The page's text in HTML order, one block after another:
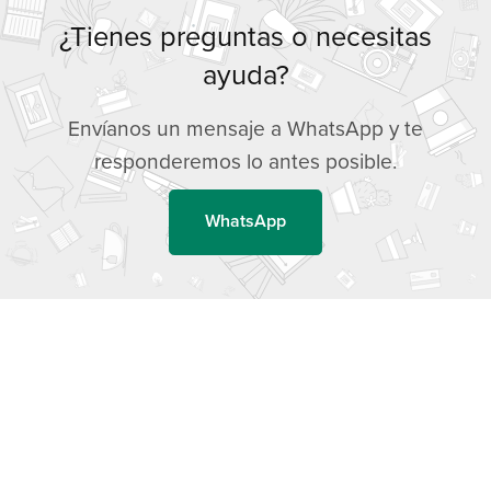
¿Tienes preguntas o necesitas
ayuda?
Envíanos un mensaje a WhatsApp y te
responderemos lo antes posible.
WhatsApp